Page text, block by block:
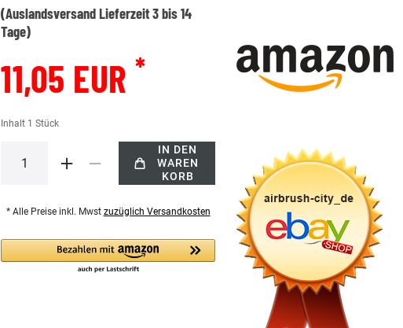
(Auslandsversand Lieferzeit 3 bis 14
Tage)
11,05 EUR*
Inhalt 1Stück
IN DEN
WAREN
KORB
* Alle Preise inkl. Mwst zuzüglich Versandkosten